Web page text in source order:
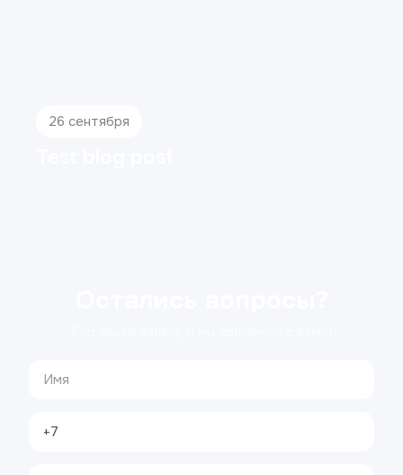
26 сентября